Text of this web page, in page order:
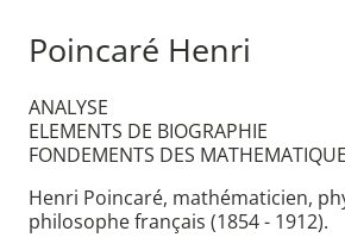
Poincaré Henri
ANALYSE
ELEMENTS DE BIOGRAPHIE
FONDEMENTS DES
Henri Poincaré, mathématicien,
philosophe français (1854 - 1912).